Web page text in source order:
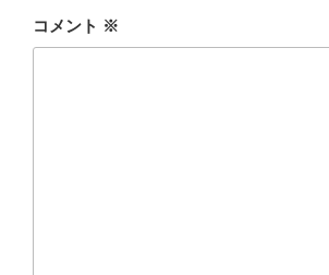
コメント ※